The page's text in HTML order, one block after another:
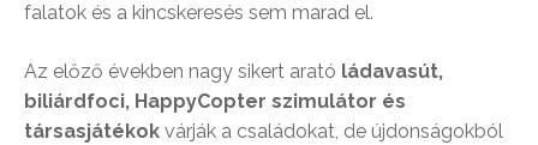
falatok és a kincskeresés sem marad el.
Az előző években nagy sikert arató ládavasút,
biliárdfoci, HappyCopter szimulátor és
társasjátékok várják a családokat, de újdonságokból